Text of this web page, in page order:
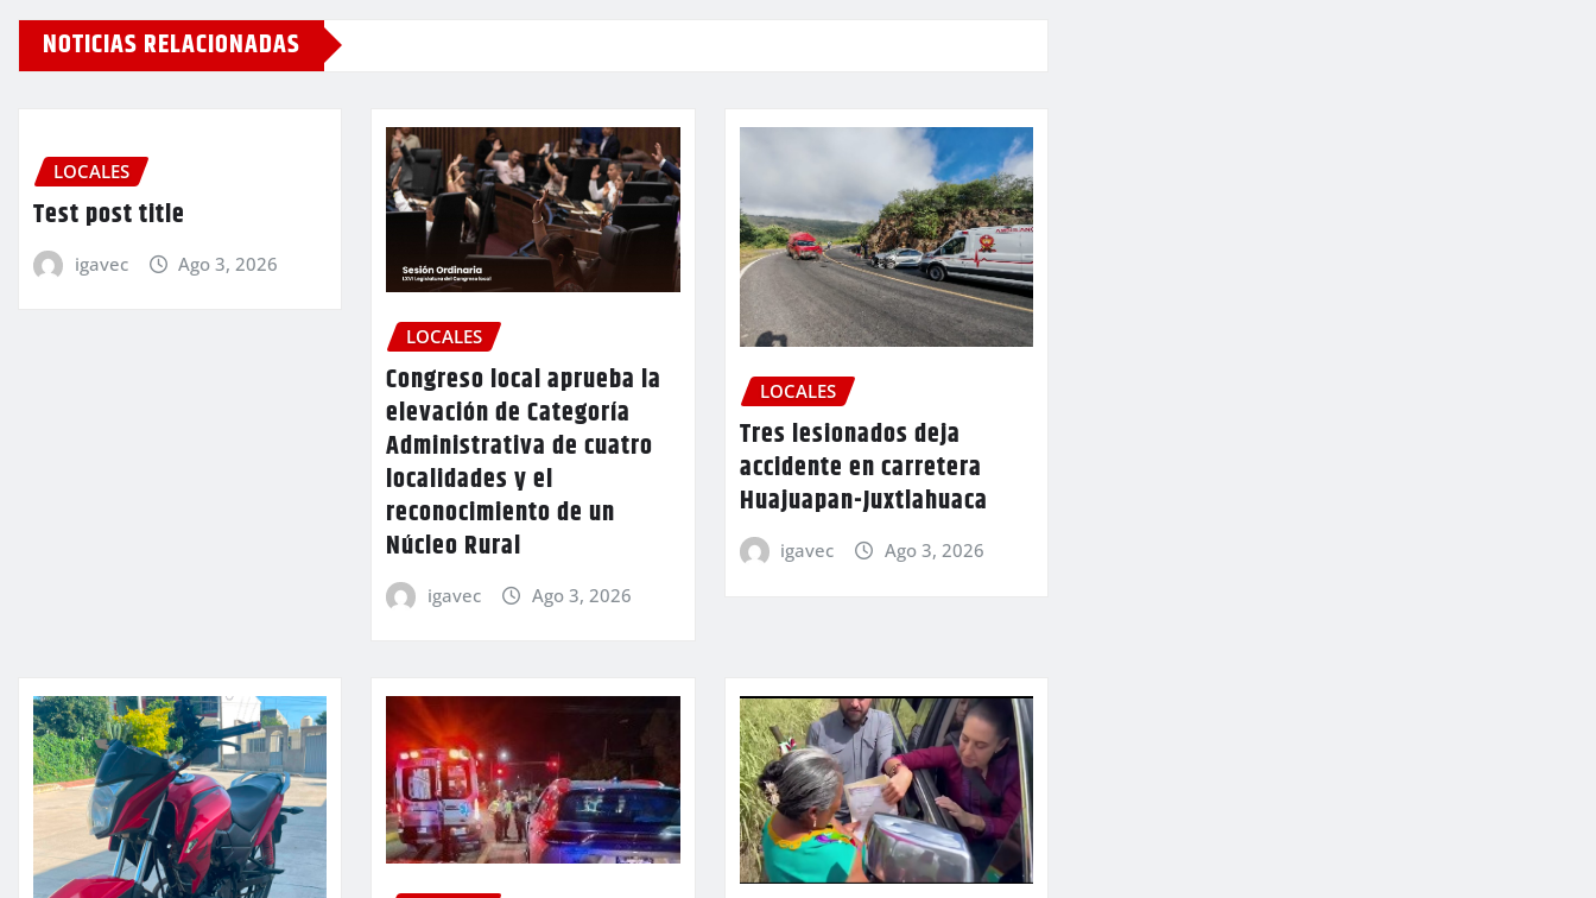
NOTICIAS RELACIONADAS
LOCALES
Test post title
igavec Ago 3, 2026
LOCALES
Congreso local aprueba la
elevación de Categoría
Administrativa de cuatro
localidades y el
reconocimiento de un
Núcleo Rural
igavec Ago 3, 2026
LOCALES
Tres lesionados deja
accidente en carretera
Huajuapan-Juxtlahuaca
igavec Ago 3, 2026